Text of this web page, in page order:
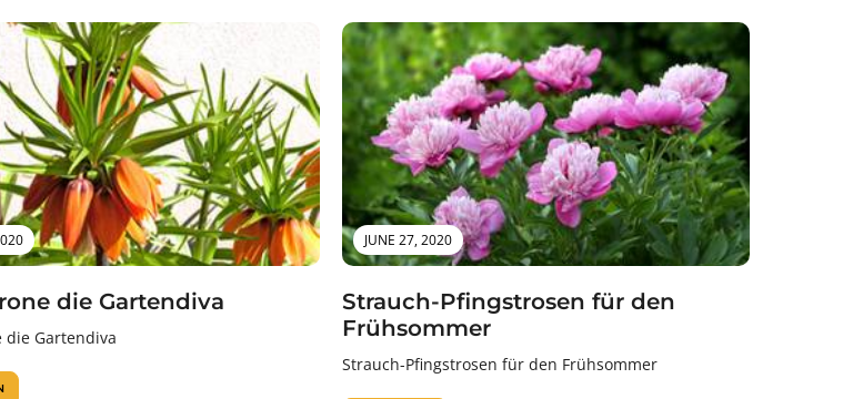
die Gartendiva
die Gartendiva
JUNE 27, 2020
Strauch-Pfingstrosen für den
Frühsommer
Strauch-Pfingstrosen für den Frühsommer